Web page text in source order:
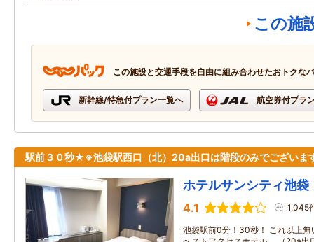
この施
この施設と交通手段を自由に組み合わせたおトクな
新幹線/特急付プラン一覧へ 航空券付プラ
駅前３０秒★※池袋駅西口（北）20a出口は階段のみでございま
ホテルサンシティ池袋
4.1 1,045
池袋駅前0分！30秒！ これ以上